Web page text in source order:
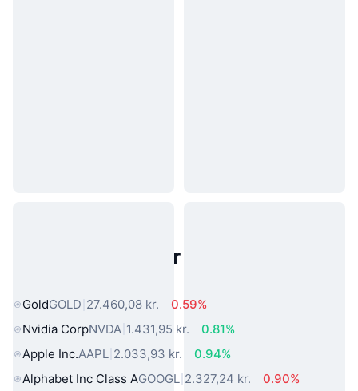
Populære aktiver fra den virkelige
GoldGOLD 27.460,08 kr.
0.59%
Nvidia CorpNVDA 1.431,95 kr.
0.81%
Apple Inc.AAPL 2.033,93 kr.
0.94%
Alphabet Inc Class AGOOGL 2.327,24 kr.
0.90%